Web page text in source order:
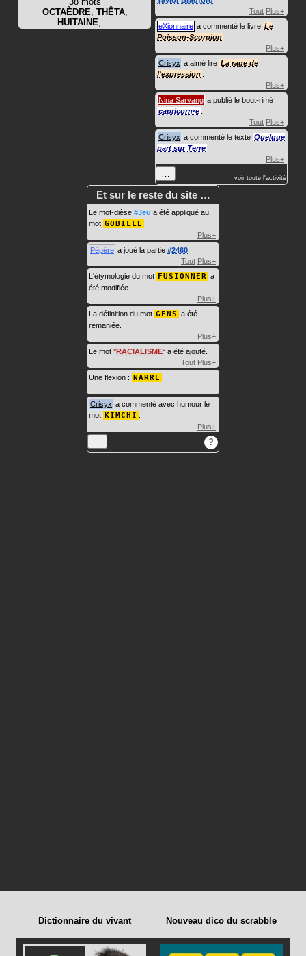
OCTAÈDRE THÊTA,
HUITAINE
Tout Plus+
eXionnaire a commenté le livre Le
Poisson-Scorpion
Plus+
Crisyx a aimé lire La rage de
l'expression
Plus+
Nina Sarvang a publié le bout-rimé
capricorn·e
Tout Plus+
Crisyx a commenté le texte Quelque
part sur Terre
Plus+
voir toute l'activité
Et sur le reste du site …
Le mot-dièse #Jeu a été appliqué au
mot GOBILLE
Plus+
Pépère a joué la partie #2460
Tout Plus+
L'étymologie du mot FUSIONNER a
été modifiée.
Plus+
La définition du mot GENS a été
remaniée.
Plus+
Le mot RACIALISME a été ajouté.
Tout Plus+
Une flexion : NARRE
Crisyx a commenté avec humour le
mot KIMCHI
Plus+
?
Dictionnaire du vivant Nouveau dico du scrabble